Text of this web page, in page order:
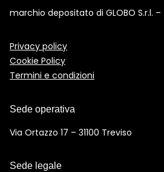
marchio depositato di GLOBO S.r.l.
Privacy policy
Cookie Policy
Termini e condizioni
Sede operativa
Via Ortazzo 17 – 31100 Treviso
Sede legale